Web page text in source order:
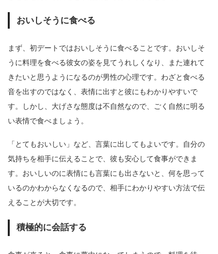
おいしそうに食べる
まず、初デートではおいしそうに食べることです。おいしそ
うに料理を食べる彼女の姿を見てうれしくなり、また連れて
きたいと思うようになるのが男性の心理です。わざと食べる
音を出すのではなく、表情に出すと彼にもわかりやすいで
す。しかし、大げさな態度は不自然なので、ごく自然に明る
い表情で食べましょう。
「とてもおいしい」など、言葉に出してもよいです。自分の
気持ちを相手に伝えることで、彼も安心して食事ができま
す。おいしいのに表情にも言葉にも出さないと、何を思って
いるのかわからなくなるので、相手にわかりやすい方法で伝
えることが大切です。
積極的に会話する